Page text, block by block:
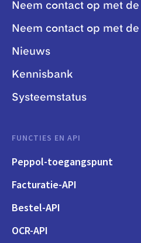
Neem contact op met
Neem contact op met
Nieuws
Kennisbank
Systeemstatus
FUNCTIES EN API
Peppol-toegangspunt
Facturatie-API
Bestel-API
OCR-API